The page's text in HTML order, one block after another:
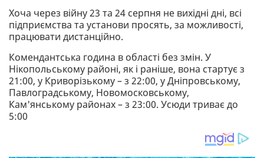
Хоча через війну 23 та 24 серпня не вихідні дні, всі
підприємства та установи просять, за можливості,
працювати дистанційно.
Комендантська година в області без змін. У
Нікопольському районі, як і раніше, вона стартує з
21:00, у Криворізькому – з 22:00, у Дніпровському,
Павлоградському, Новомосковському,
Кам'янському районах – з 23:00. Усюди триває до
5:00